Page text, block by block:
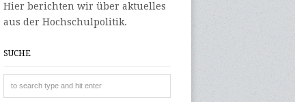
Hier berichten wir über aktuelles
aus der Hochschulpolitik.
SUCHE